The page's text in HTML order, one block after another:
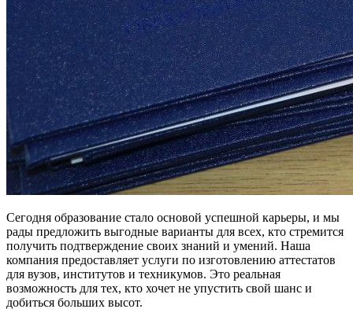
Сегодня образование стало основой успешной карьеры, и мы
рады предложить выгодные варианты для всех, кто стремится
получить подтверждение своих знаний и умений. Наша
компания предоставляет услуги по изготовлению аттестатов
для вузов, институтов и техникумов. Это реальная
возможность для тех, кто хочет не упустить свой шанс и
добиться больших высот.